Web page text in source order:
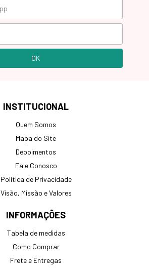
INSTITUCIONAL
Quem Somos
Mapa do Site
Depoimentos
Fale Conosco
Política de Privacidade
Visão, Missão e Valores
INFORMAÇÕES
Tabela de medidas
Como Comprar
Frete e Entregas